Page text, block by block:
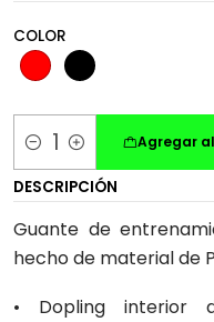
COLOR
Cantidad
Agregar
DESCRIPCIÓN
Guante de
hecho de material de
• Dopling interior